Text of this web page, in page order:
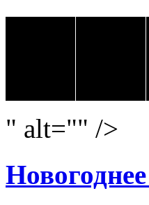
" alt="" />